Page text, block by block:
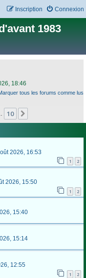
Connexion
Inscription
1983
18:46
tous les forums comme lus
10
2026, 16:53
1 2
2026, 15:50
1 2
15:40
15:14
12:55
1 2